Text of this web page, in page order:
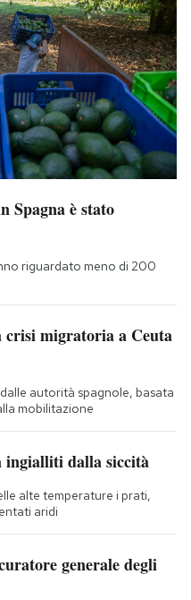
è stato
riguardato meno di 200
crisi migratoria a Ceuta
autorità spagnole, basata
mobilitazione
dalla siccità
alte temperature i prati,
aridi
generale degli